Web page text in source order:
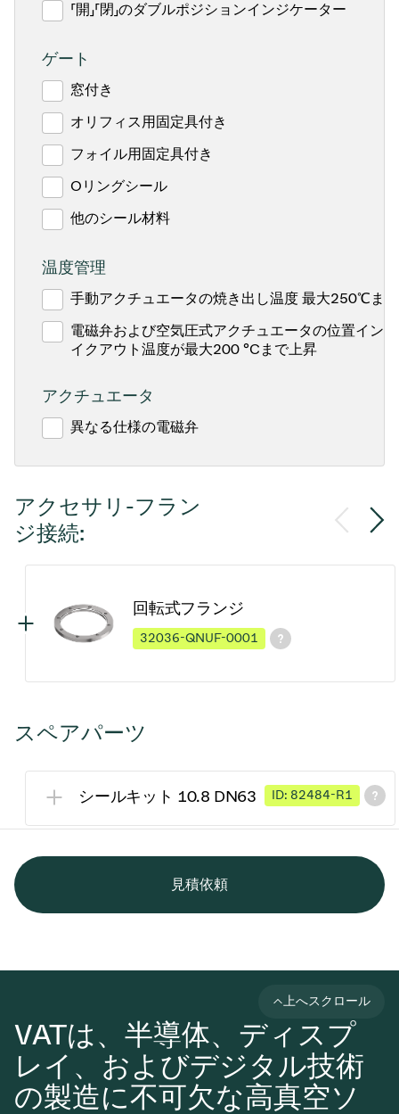
「開」「閉」のダブルポジションインジケーター
ゲート
窓付き
オリフィス用固定具付き
フォイル用固定具付き
Oリングシール
他のシール材料
温度管理
手動アクチュエータの焼き出し温度 最大250℃ま
電磁弁および空気圧式アクチュエータの位置イン
イクアウト温度が最大200 °Cまで上昇
アクチュエータ
異なる仕様の電磁弁
アクセサリ-フラン
ジ接続:
回転式フランジ
32036-QNUF-0001
スペアパーツ
シールキット 10.8 DN63 ID: 82484-R1
見積依頼
VATは、半導体、ディスプ
レイ、およびデジタル技術
の製造に不可欠な高真空ソ
上へスクロール